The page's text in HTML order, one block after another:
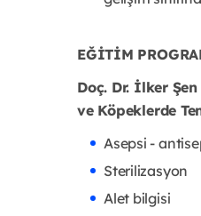
EĞİTİM
Doç. Dr. İlker
ve Köpeklerde
Asepsi -
Sterilizasyon
Alet bilgisi